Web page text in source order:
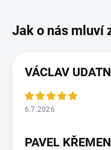
VÁCLAV
6.7.2026
PAVEL